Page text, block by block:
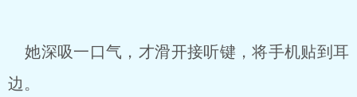
她深吸一口气，才滑开接听键，将手机贴到耳
边。